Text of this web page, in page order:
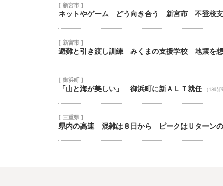
[ 新宮市 ]
ネットやゲーム どう向き合う 新宮市 不登校支
[ 新宮市 ]
避難と引き渡し訓練 みくまの支援学校 地震を
[ 御浜町 ]
「山と海が美しい」 御浜町に新ＡＬＴ就任 （18時
[ 三重県 ]
県内の高速 混雑は８日から ピークはＵターン